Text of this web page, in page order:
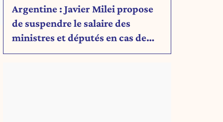
Argentine : Javier Milei propose
de suspendre le salaire des
ministres et députés en cas de
déficit budgétaire